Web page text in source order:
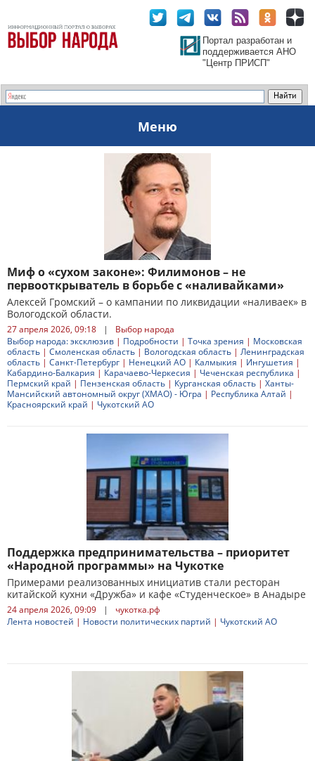
Портал разработан и
поддерживается АНО
"Центр ПРИСП"
Меню
Миф о «сухом законе»: Филимонов – не
первооткрыватель в борьбе с «наливайками»
Алексей Громский – о кампании по ликвидации «наливаек» в
Вологодской области.
27 апреля 2026, 09:18 |
Выбор народа
Выбор народа: эксклюзив | Подробности | Точка зрения | Московская
область | Смоленская область | Вологодская область | Ленинградская
область | Санкт-Петербург | Ненецкий АО | Калмыкия | Ингушетия |
Кабардино-Балкария | Карачаево-Черкесия | Чеченская республика |
Пермский край | Пензенская область | Курганская область | Ханты-
Мансийский автономный округ (ХМАО) - Югра | Республика Алтай |
Красноярский край | Чукотский АО
Поддержка предпринимательства – приоритет
«Народной программы» на Чукотке
Примерами реализованных инициатив стали ресторан
китайской кухни «Дружба» и кафе «Студенческое» в Анадыре
24 апреля 2026, 09:09 |
чукотка.рф
Лента новостей | Новости политических партий | Чукотский АО